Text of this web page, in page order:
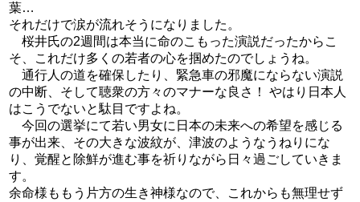
葉…
それだけで涙が流れそうになりました。
桜井氏の2週間は本当に命のこもった演説だったからこ
そ、これだけ多くの若者の心を掴めたのでしょうね。
通行人の道を確保したり、緊急車の邪魔にならない演説
の中断、そして聴衆の方々のマナーな良さ！ やはり日本人
はこうでないと駄目ですよね。
今回の選挙にて若い男女に日本の未来への希望を感じる
事が出来、その大きな波紋が、津波のようなうねりにな
り、覚醒と除鮮が進む事を祈りながら日々過ごしていきま
す。
余命様ももう片方の生き神様なので、これからも無理せず